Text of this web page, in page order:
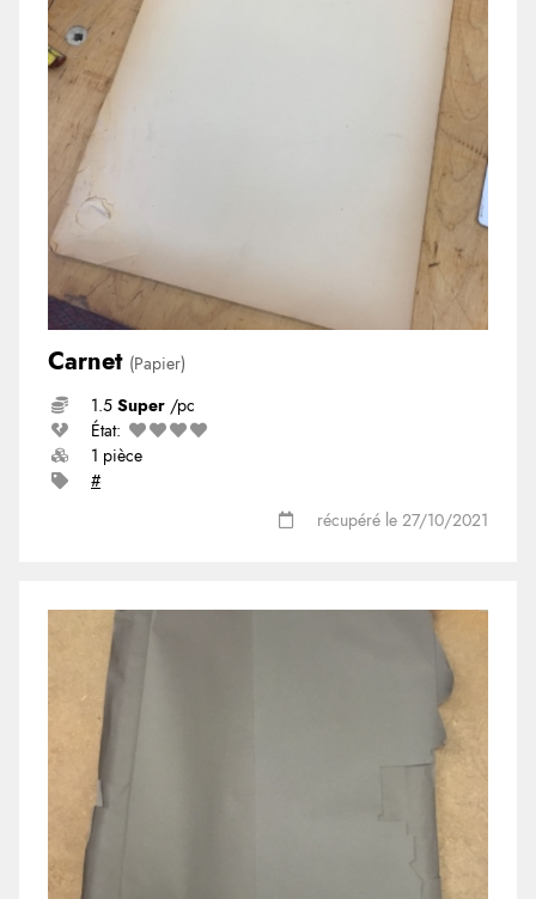
Carnet (Papier)
1.5 Super /pc
État:
1 pièce
#
récupéré le 27/10/2021